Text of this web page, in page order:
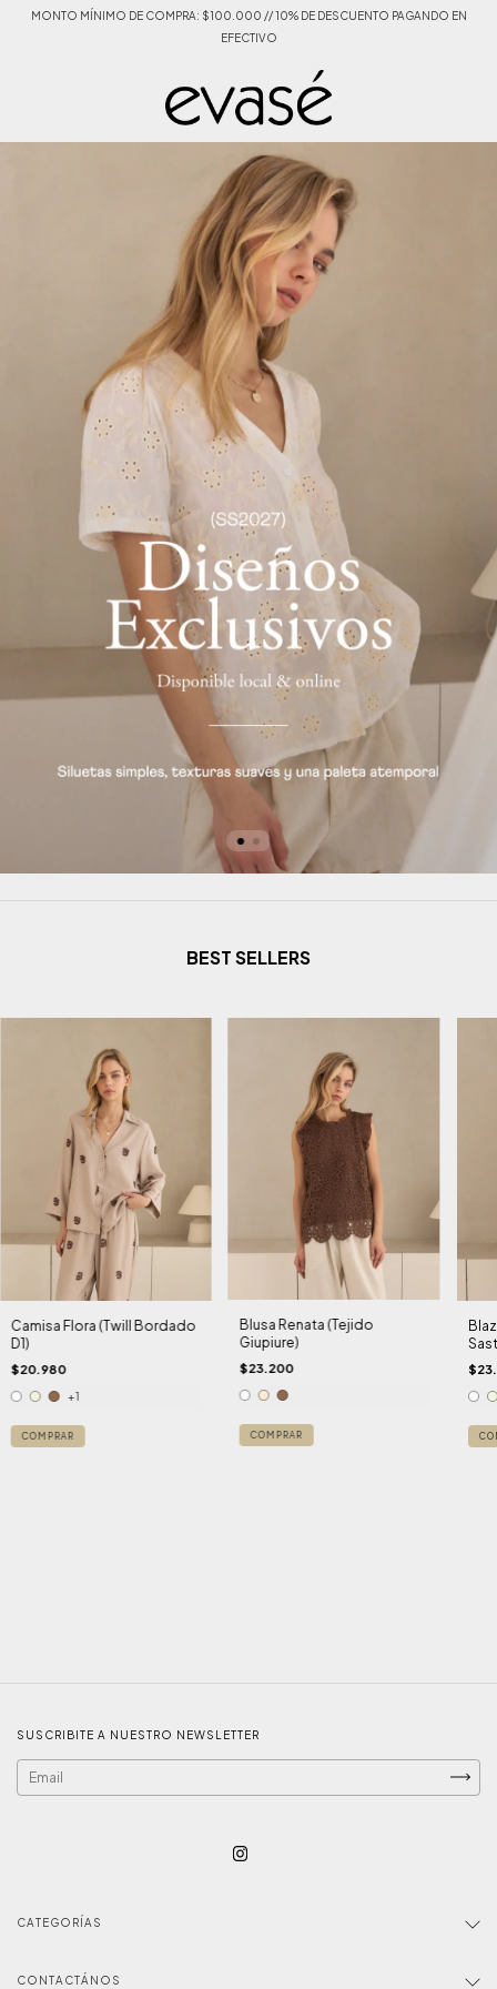
MONTO MÍNIMO DE COMPRA: $100.000 // 10% DE DESCUENTO PAGANDO EN
EFECTIVO
BEST SELLERS
Camisa Flora (Twill Bordado
D1)
$20.980
+1
COMPRAR
Blusa Renata (Tejido
Giupiure)
$23.200
COMPRAR
SUSCRIBITE A NUESTRO NEWSLETTER
CATEGORÍAS
CONTACTÁNOS